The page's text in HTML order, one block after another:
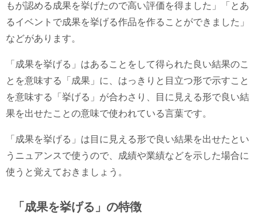
もが認める成果を挙げたので高い評価を得ました」「とあ
るイベントで成果を挙げる作品を作ることができました」
などがあります。
「成果を挙げる」はあることをして得られた良い結果のこ
とを意味する「成果」に、はっきりと目立つ形で示すこと
を意味する「挙げる」が合わさり、目に見える形で良い結
果を出せたことの意味で使われている言葉です。
「成果を挙げる」は目に見える形で良い結果を出せたとい
うニュアンスで使うので、成績や業績などを示した場合に
使うと覚えておきましょう。
「成果を挙げる」の特徴